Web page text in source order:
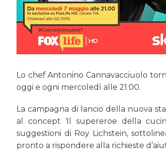
Lo chef Antonino Cannavacciuolo
oggi e ogni mercoledì alle 21.00.
La campagna di lancio della nuova
al concept ‘Il supereroe della
suggestioni di Roy Lichstein,
pronto a rispondere alla richieste